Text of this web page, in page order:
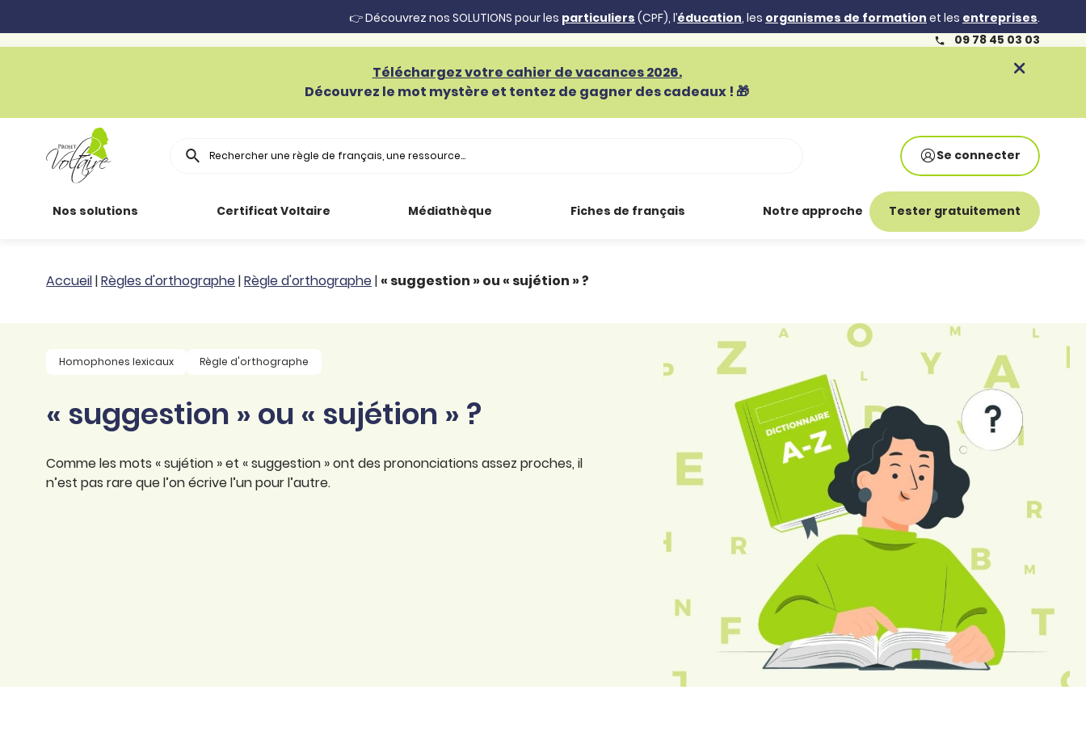
👉 Découvrez nos SOLUTIONS pour les particuliers (CPF), l’éducation, les organismes de formation et les entreprises.
09 78 45 03 03
Téléchargez votre cahier de vacances 2026.
Découvrez le mot mystère et tentez de gagner des cadeaux ! 🎁
Rechercher Se connecter
Nos solutions
Particuliers
Organismes de
Certifier ses compétences
Certificat Voltaire Médiathèque
Toutes nos
ressources
professionnel
Animer une classe
Accompagner ses
salariés
Fiches de français
Conjugaison
d’orthographe
Syntaxe
Notre approche Tester gratuitement
Accueil|Règles d'orthographe|Règle d'orthographe| « suggestion » ou « sujétion » ?
Homophones lexicaux Règle d'orthographe
« suggestion » ou « sujétion » ?
Comme les mots « sujétion » et « suggestion » ont des prononciations assez proches, il
n’est pas rare que l’on écrive l’un pour l’autre.